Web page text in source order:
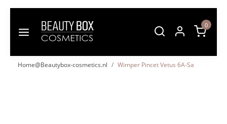
0
Home@Beautybox-cosmetics.nl Wimper Pincet Vetus 6A-Sa